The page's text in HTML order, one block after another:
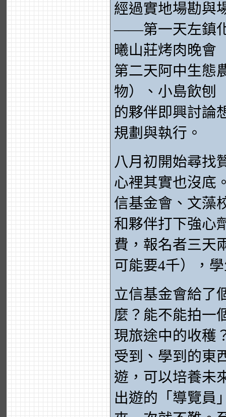
經過實地場勘與
——第一天左鎮
曦山莊烤肉晚會
第二天阿中生態
物）、小島飲刨
的夥伴即興討論
規劃與執行。
八月初開始尋找
心裡其實也沒底
信基金會、文藻
和夥伴打下強心
費，報名者三天
可能要4千），
立信基金會給了
麼？能不能拍一
現旅途中的收穫
受到、學到的東
遊，可以培養未
出遊的「導覽員